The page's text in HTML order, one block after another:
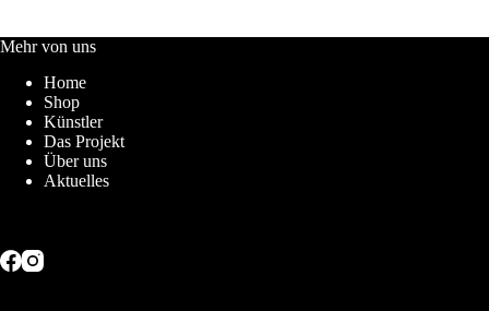
Mehr von uns
Home
Shop
Künstler
Das Projekt
Über uns
Aktuelles